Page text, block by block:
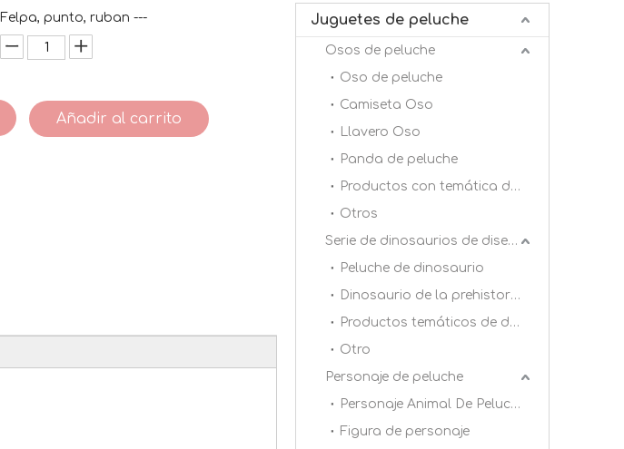
Felpa, punto, ruban ---
Añadir al carrito
Juguetes de peluche
Osos de peluche
Oso de peluche
Camiseta Oso
Llavero Oso
Panda de peluche
Productos con temática de panda
Otros
Serie de dinosaurios de diseño original DAC
Peluche de dinosaurio
Dinosaurio de la prehistoria
Productos temáticos de dinosaurios
Otro
Personaje de peluche
Personaje Animal De Peluche
Figura de personaje